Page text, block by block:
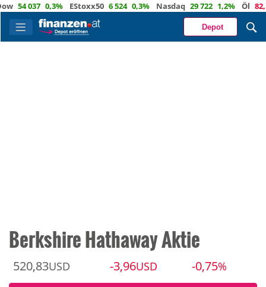
54 037 0,3% EStoxx50 6 524 0,3% Nasdaq 29 722 1,2% Öl 82,1
Depot
Berkshire Hathaway Aktie
520,83USD -3,96USD -0,75%